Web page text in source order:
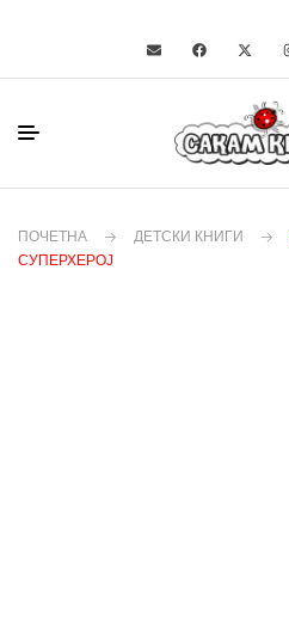
ПОЧЕТНА ДЕТСКИ КНИГИ
СУПЕРХЕРОЈ